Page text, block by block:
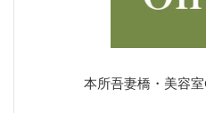
本所吾妻橋・美容室